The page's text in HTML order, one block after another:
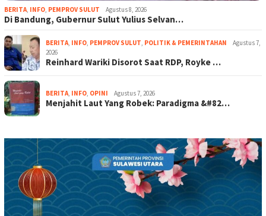
BERITA INFO PEMPROV SULUT Agustus 8, 2026
Di Bandung, Gubernur Sulut Yulius Selvan…
BERITA INFO PEMPROV SULUT POLITIK & PEMERINTAHAN
Agustus 7,
2026
Reinhard Wariki Disorot Saat RDP, Royke …
BERITA INFO OPINI Agustus 7, 2026
Menjahit Laut Yang Robek: Paradigma &#82…